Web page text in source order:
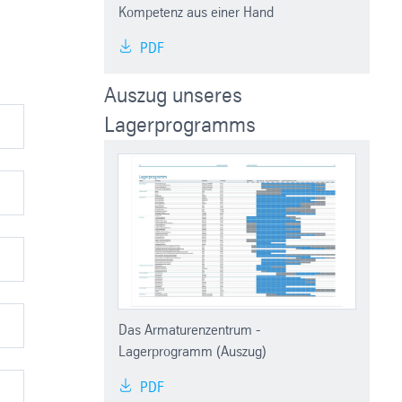
Kompetenz aus einer Hand
PDF
Auszug unseres
Lagerprogramms
Das Armaturenzentrum -
Lagerprogramm (Auszug)
PDF